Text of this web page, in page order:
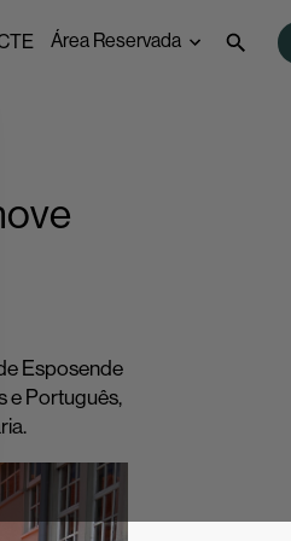
Área Reservada
Esposende
e Português,